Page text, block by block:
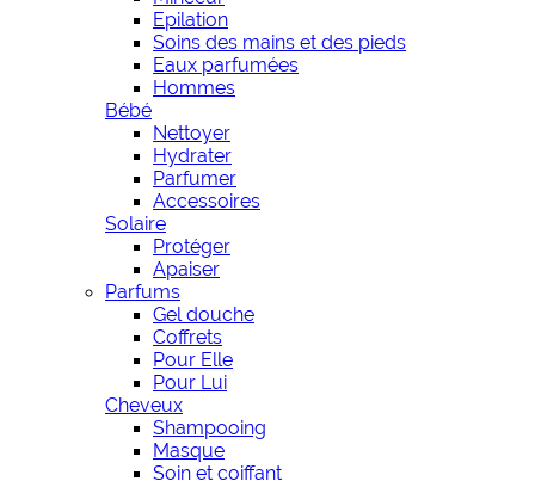
Epilation
Soins des mains et des pieds
Eaux parfumées
Hommes
Bébé
Nettoyer
Hydrater
Parfumer
Accessoires
Solaire
Protéger
Apaiser
Parfums
Gel douche
Coffrets
Pour Elle
Pour Lui
Cheveux
Shampooing
Masque
Soin et coiffant